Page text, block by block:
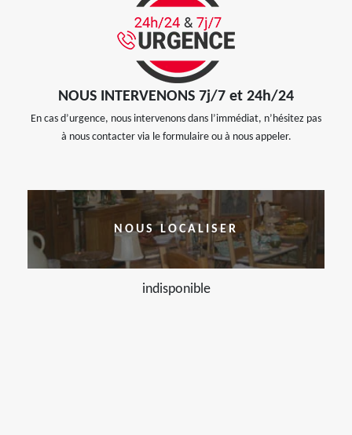
NOUS INTERVENONS 7j/7 et 24h/24
En cas d’urgence, nous intervenons dans l’immédiat, n’hésitez pas
à nous contacter via le formulaire ou à nous appeler.
NOUS LOCALISER
indisponible